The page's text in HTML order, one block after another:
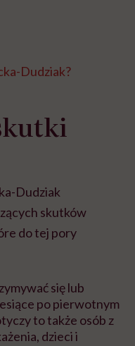
Dudziak?
Dudziak
skutków
do tej pory
się lub
po pierwotnym
to także osób z
dzieci i